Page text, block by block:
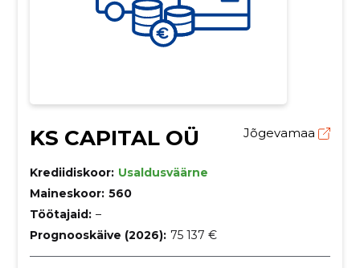
KS CAPITAL OÜ Jõgevamaa
Krediidiskoor: Usaldusväärne
Maineskoor: 560
Töötajaid: –
Prognooskäive (2026): 75 137 €